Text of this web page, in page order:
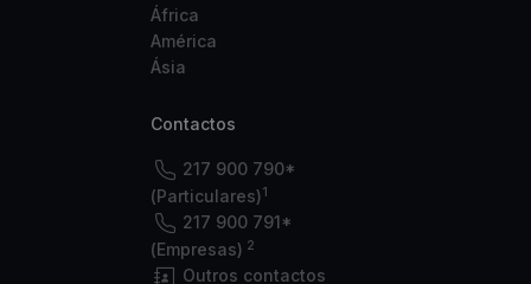
África
América
Ásia
Contactos
217 900 790*
(Particulares)1
217 900 791*
(Empresas) 2
Outros contactos